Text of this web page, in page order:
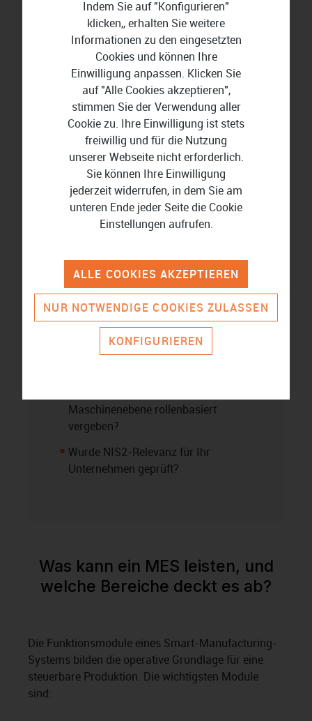
NIS2-Compliance: Die EU-Richtlinie NIS2
verpflichtet Betreiber kritischer Infrastrukturen
und viele Industrieunternehmen zu konkreten
Sicherheitsmaßnahmen, Meldepflichten und
Lieferkettennachweisen.
Safety vs. Security: In OT-Umgebungen können
Sicherheits-Updates Konflikte mit
Maschinenzertifizierungen erzeugen. Dieser
Zielkonflikt muss organisatorisch gelöst werden.
Checkliste: Architektur und
Sind IT- und OT-Netze physisch oder
logisch getrennt?
Ist dokumentiert, welche Systeme über
welche Schnittstellen kommunizieren?
Gibt es ein Konzept für OT-Patching
Maschinenebene rollenbasiert
vergeben?
Wurde NIS2-Relevanz für Ihr
Unternehmen geprüft?
Was kann ein MES leisten, und
welche Bereiche deckt es ab?
Die Funktionsmodule eines Smart-Manufacturing-
Systems bilden die operative Grundlage für eine
steuerbare Produktion. Die wichtigsten Module
sind:
Indem Sie auf "Konfigurieren"
klicken,, erhalten Sie weitere
Informationen zu den eingesetzten
Cookies und können Ihre
Einwilligung anpassen. Klicken Sie
auf "Alle Cookies akzeptieren",
stimmen Sie der Verwendung aller
Cookie zu. Ihre Einwilligung ist stets
freiwillig und für die Nutzung
unserer Webseite nicht erforderlich.
Sie können Ihre Einwilligung
jederzeit widerrufen, in dem Sie am
unteren Ende jeder Seite die Cookie
Einstellungen aufrufen.
NUR NOTWENDIGE COOKIES ZULASSEN
KONFIGURIEREN
ALLE COOKIES AKZEPTIEREN